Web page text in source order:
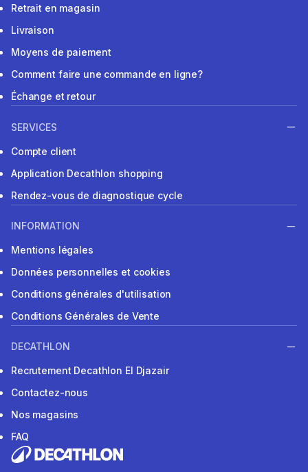
Retrait en magasin
Livraison
Moyens de paiement
Comment faire une commande en ligne?
Échange et retour
SERVICES
Compte client
Application Decathlon shopping
Rendez-vous de diagnostique cycle
INFORMATION
Mentions légales
Données personnelles et cookies
Conditions générales d'utilisation
Conditions Générales de Vente
DECATHLON
Recrutement Decathlon El Djazair
Contactez-nous
Nos magasins
FAQ